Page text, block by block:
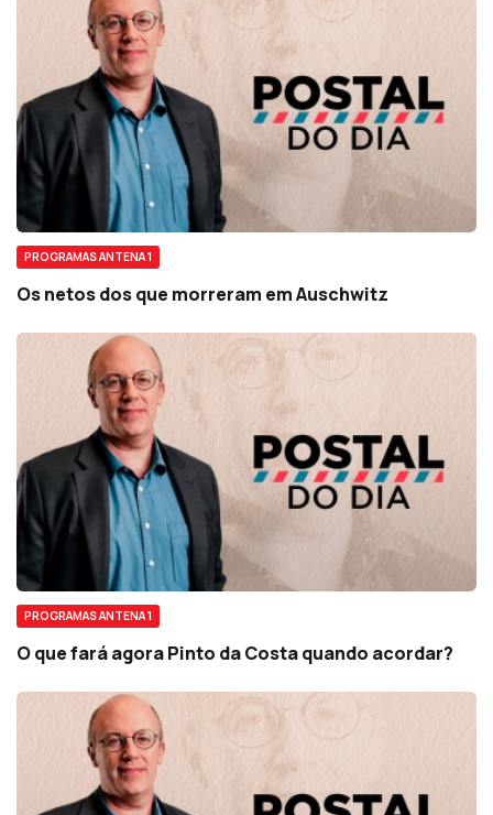
PROGRAMAS ANTENA 1
Os netos dos que morreram em Auschwitz
PROGRAMAS ANTENA 1
O que fará agora Pinto da Costa quando acordar?